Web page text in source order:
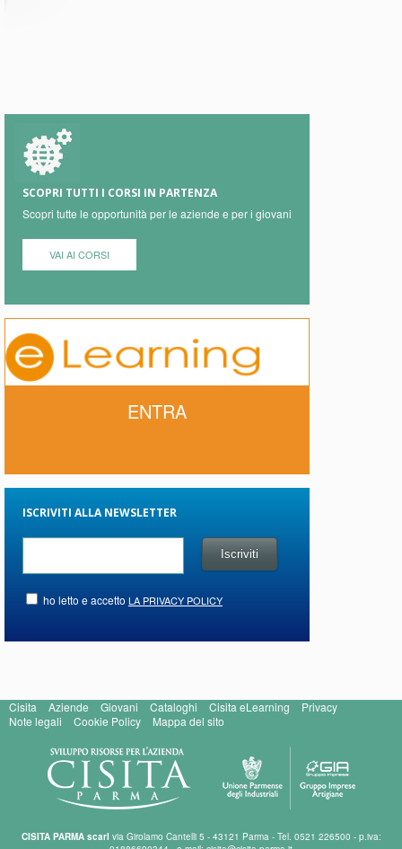
SCOPRI TUTTI I CORSI IN PARTENZA
Scopri tutte le opportunità per le aziende e per i giovani
VAI AI CORSI
ENTRA
ISCRIVITI ALLA NEWSLETTER
ho letto e accetto LA PRIVACY POLICY
Cisita Aziende Giovani Cataloghi Cisita eLearning
Privacy
Note legali
Cookie Policy Mappa del sito
CISITA PARMA scarl via Girolamo Cantelli 5 - 43121 Parma - Tel. 0521 226500 - p.iva: